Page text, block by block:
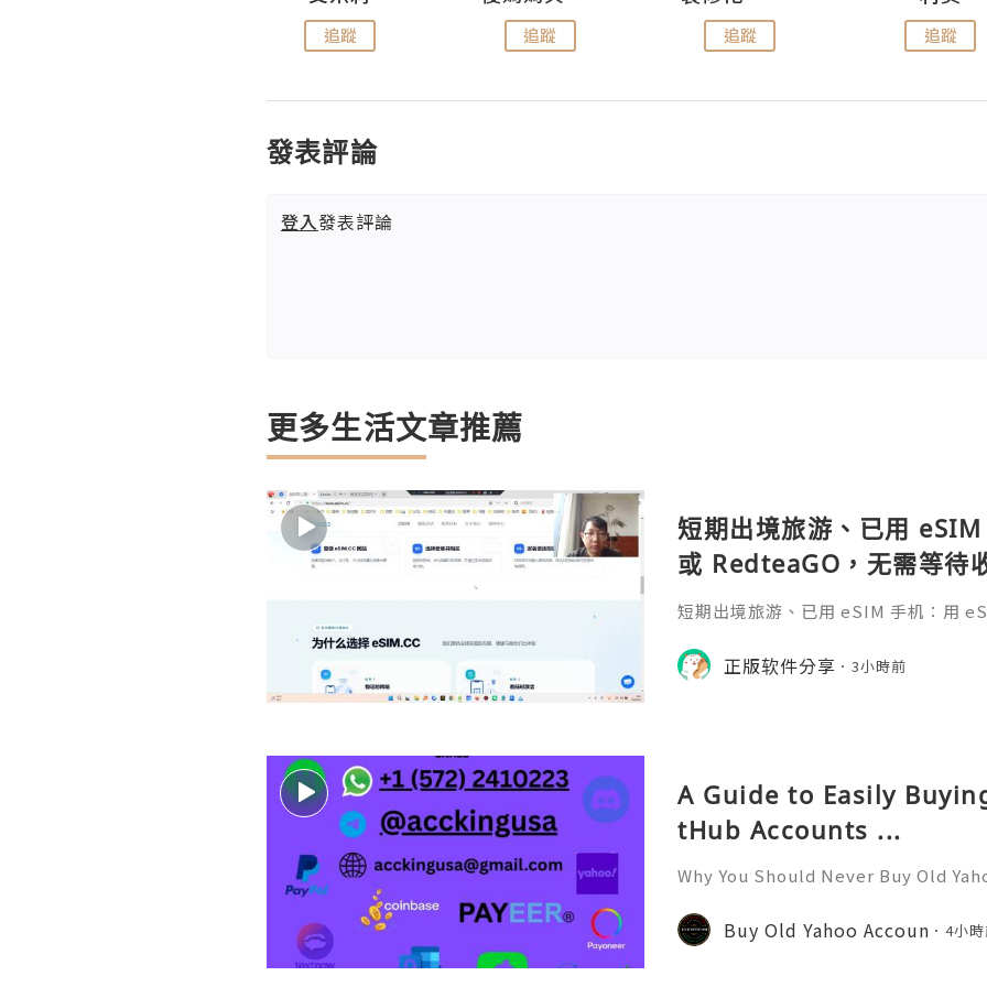
追蹤 追蹤 追蹤 追蹤
發表評論
登入發表評論
更多生活文章推薦
短期出境旅游、已用
或 RedteaGO，无需等待
码 + 通话短信”（如打车
餐）。长
短期出境旅游、已用 eSIM 手机：用
络）：优先 RedteaGO（明确提供通
公数字游民，或手机不支持 eSIM：用
正版软件分享 3小時前
A Guide to Easily
tHub Accounts ...
Why You Should Never Buy Old
onal communication, business
ccount recovery. Because of
Buy Old Yahoo Accoun 4小